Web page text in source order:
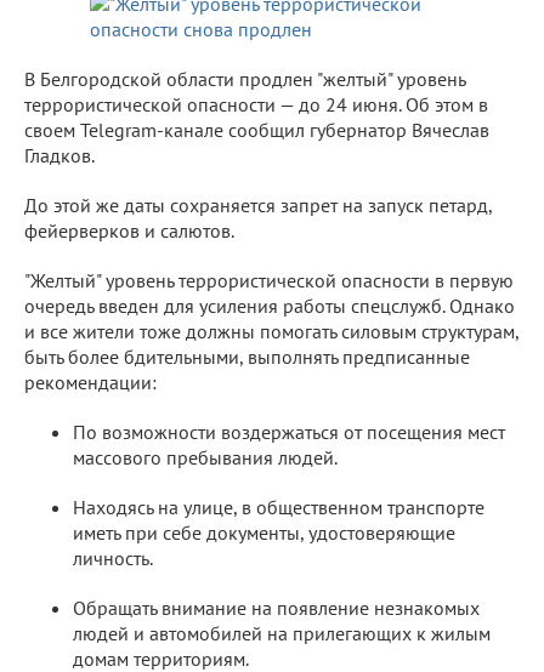
В Белгородской области продлен "желтый" уровень
террористической опасности — до 24 июня. Об этом в
своем Telegram-канале сообщил губернатор Вячеслав
Гладков.
До этой же даты сохраняется запрет на запуск петард,
фейерверков и салютов.
"Желтый" уровень террористической опасности в первую
очередь введен для усиления работы спецслужб. Однако
и все жители тоже должны помогать силовым структурам,
быть более бдительными, выполнять предписанные
рекомендации:
По возможности воздержаться от посещения мест
массового пребывания людей.
Находясь на улице, в общественном транспорте
иметь при себе документы, удостоверяющие
личность.
Обращать внимание на появление незнакомых
людей и автомобилей на прилегающих к жилым
домам территориям.